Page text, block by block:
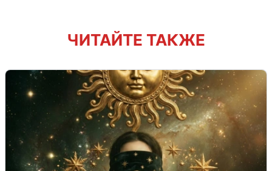
ЧИТАЙТЕ ТАКЖЕ